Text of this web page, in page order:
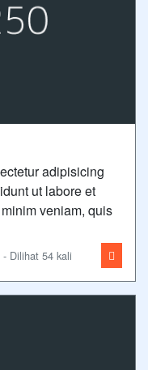
adipisicing
ut labore et
veniam, quis
Dilihat 54 kali